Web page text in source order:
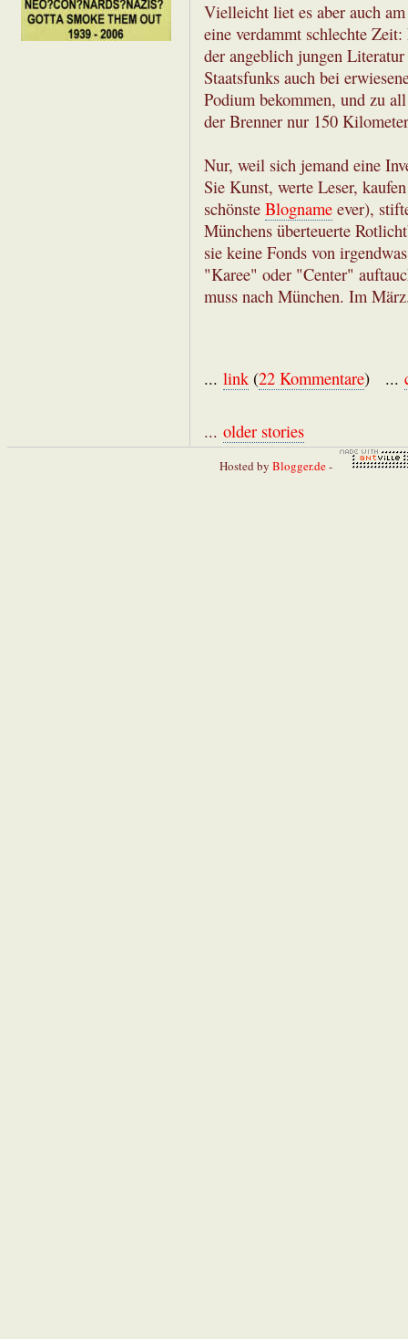
Vielleicht liet es aber auch
eine verdammt schlechte
der angeblich jungen
Staatsfunks auch bei
Podium bekommen, und zu
der Brenner nur 150
Nur, weil sich jemand eine
Sie Kunst, werte Leser,
schönste Blogname ever),
Münchens überteuerte
sie keine Fonds von
"Karee" oder "Center"
muss nach München. Im
... link(22 Kommentare) ...
... older stories
Hosted by Blogger.de-